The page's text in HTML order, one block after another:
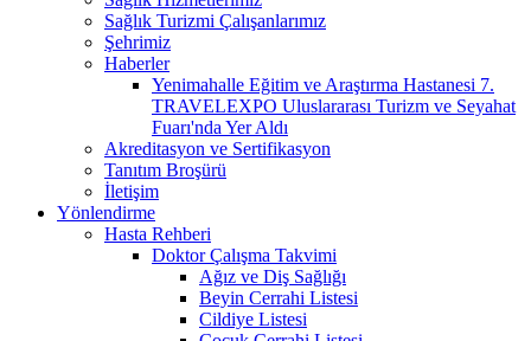
Sağlık Turizmi Çalışanlarımız
Şehrimiz
Haberler
Yenimahalle Eğitim ve Araştırma Hastanesi 7.
TRAVELEXPO Uluslararası Turizm ve Seyahat
Fuarı'nda Yer Aldı
Akreditasyon ve Sertifikasyon
Tanıtım Broşürü
İletişim
Yönlendirme
Hasta Rehberi
Doktor Çalışma Takvimi
Ağız ve Diş Sağlığı
Beyin Cerrahi Listesi
Cildiye Listesi